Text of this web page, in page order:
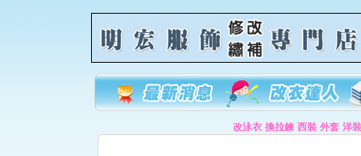
改泳衣 換拉鍊 西裝 外套 洋裝